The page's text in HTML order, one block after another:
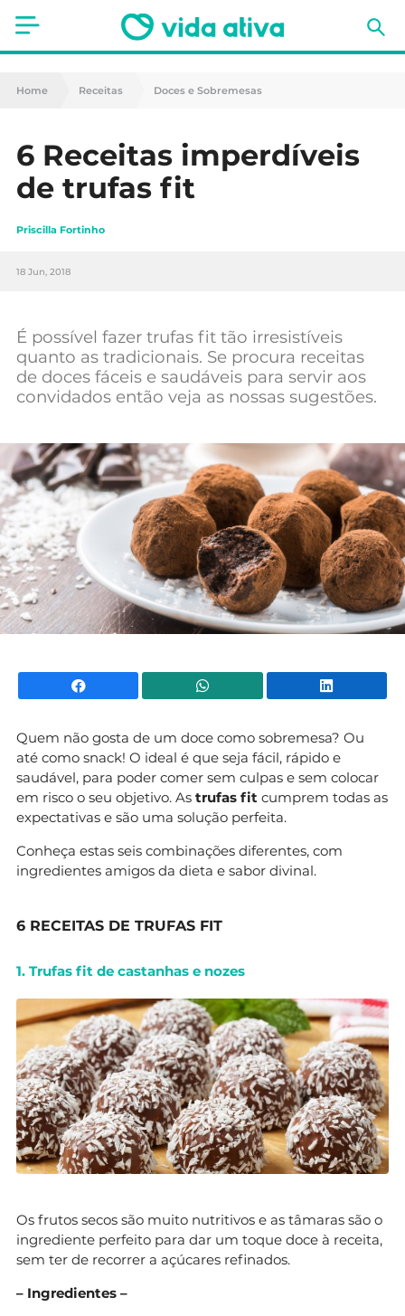
Saúde
Nutrição
Animais de Estimação
Home Receitas Doces e Sobremesas
6 Receitas imperdíveis
de trufas fit
Priscilla Fortinho
18 Jun, 2018
É possível fazer trufas fit tão irresistíveis
quanto as tradicionais. Se procura receitas
de doces fáceis e saudáveis para servir aos
convidados então veja as nossas sugestões.
Facebook WhatsApp
Quem não gosta de um doce como sobremesa? Ou
até como snack! O ideal é que seja fácil, rápido e
saudável, para poder comer sem culpas e sem colocar
em risco o seu objetivo. As trufas fit cumprem todas as
expectativas e são uma solução perfeita.
Conheça estas seis combinações diferentes, com
ingredientes amigos da dieta e sabor divinal.
6 RECEITAS DE TRUFAS FIT
1. Trufas fit de castanhas e nozes
Os frutos secos são muito nutritivos e as tâmaras são o
ingrediente perfeito para dar um toque doce à receita,
sem ter de recorrer a açúcares refinados.
– Ingredientes –